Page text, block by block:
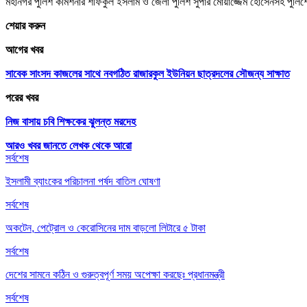
শেয়ার করুন
আগের খবর
সাবেক সাংসদ কাজলের সাথে নবগঠিত রাজারকুল ইউনিয়ন ছাত্রদলের সৌজন্য সাক্ষাত
পরের খবর
নিজ বাসায় চবি শিক্ষকের ঝুলন্ত মরদেহ
আরও খবর জানতে লেখক থেকে আরো
সর্বশেষ
ইসলামী ব্যাংকের পরিচালনা পর্ষদ বাতিল ঘোষণা
সর্বশেষ
অকটেন, পেট্রোল ও কেরোসিনের দাম বাড়লো লিটারে ৫ টাকা
সর্বশেষ
দেশের সামনে কঠিন ও গুরুত্বপূর্ণ সময় অপেক্ষা করছেঃ প্রধানমন্ত্রী
সর্বশেষ